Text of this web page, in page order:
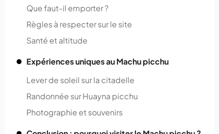
Que faut-il emporter ?
Règles à respecter sur le site
Santé et altitude
Expériences uniques au Machu picchu
Lever de soleil sur la citadelle
Randonnée sur Huayna picchu
Photographie et souvenirs